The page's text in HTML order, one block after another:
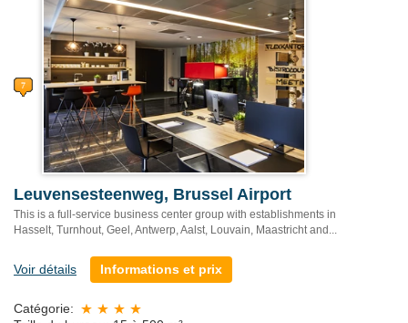
Leuvensesteenweg, Brussel Airport
This is a full-service business center group with establishments in
Hasselt, Turnhout, Geel, Antwerp, Aalst, Louvain, Maastricht and...
Voir détails Informations et prix
Catégorie: